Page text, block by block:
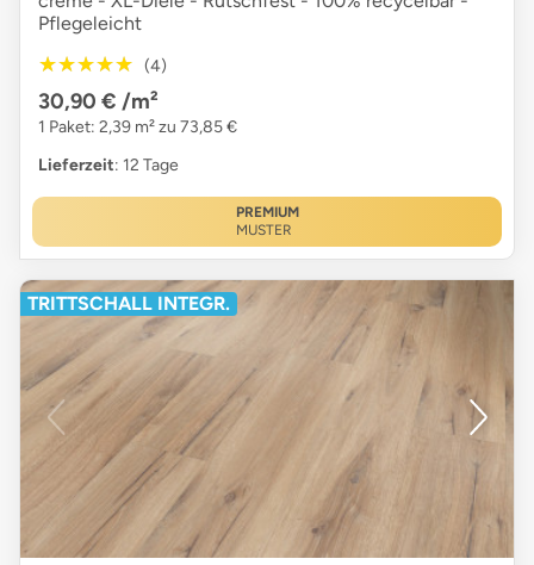
Pflegeleicht
★★★★★
★★★★★ (4)
30,90 € /m²
1 Paket: 2,39 m² zu 73,85 €
Lieferzeit: 12 Tage
PREMIUM
MUSTER
TRITTSCHALL INTEGR.